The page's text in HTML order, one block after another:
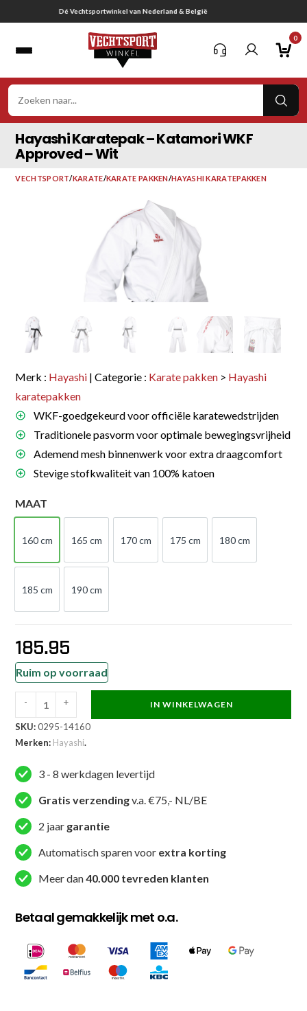
naar
Gratis verzending vanaf € 75,-
0
Hayashi Karatepak – Katamori WKF
Approved – Wit
VECHTSPORT/KARATE/KARATE PAKKEN/HAYASHI KARATEPAKKEN
Merk : Hayashi | Categorie : Karate pakken > Hayashi
karatepakken
WKF-goedgekeurd voor officiële karatewedstrijden
Traditionele pasvorm voor optimale bewegingsvrijheid
Ademend mesh binnenwerk voor extra draagcomfort
Stevige stofkwaliteit van 100% katoen
MAAT
160 cm
160 cm
165 cm
165 cm
170 cm
170 cm
175 cm
175 cm
180 cm
180 cm
185 cm
185 cm
190 cm
190 cm
185.95
Ruim op voorraad
Hayashi
Karatepak
-
Katamori
WKF
Approved
Wit
aantal
- + IN WINKELWAGEN
SKU:0295-14160
Merken: Hayashi.
3 - 8 werkdagen levertijd
Gratis verzendingv.a. €75,- NL/BE
2 jaar garantie
Automatisch sparen voor extra korting
Meer dan40.000 tevreden klanten
Betaal gemakkelijk met o.a.